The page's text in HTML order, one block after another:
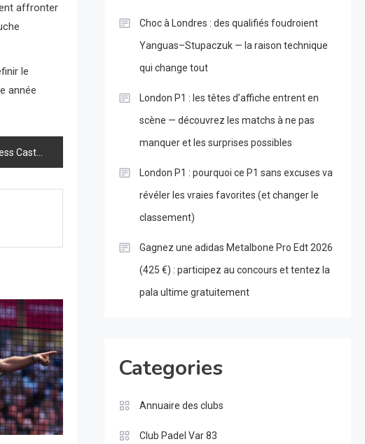
affronter
le
année
padel en 2025 !
Choc à Londres : des qualifiés foudroient
Yanguas–Stupaczuk — la raison technique
qui change tout
London P1 : les têtes d’affiche entrent en
scène — découvrez les matchs à ne pas
manquer et les surprises possibles
London P1 : pourquoi ce P1 sans excuses va
révéler les vraies favorites (et changer le
classement)
Gagnez une adidas Metalbone Pro Edt 2026
(425 €) : participez au concours et tentez la
pala ultime gratuitement
Categories
Annuaire des clubs
Club Padel Var 83